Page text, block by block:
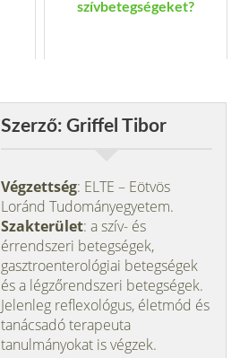
szívbetegségeket?
Szerző: Griffel Tibor
Végzettség: ELTE – Eötvös
Loránd Tudományegyetem.
Szakterület: a szív- és
érrendszeri betegségek,
gasztroenterológiai betegségek
és a légzőrendszeri betegségek.
Jelenleg reflexológus, életmód és
tanácsadó terapeuta
tanulmányokat is végzek.